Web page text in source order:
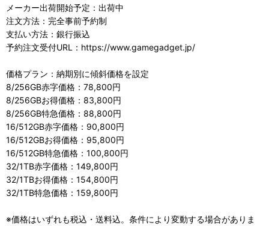
メーカー出荷開始予定：出荷中
注文方法：完全事前予約制
支払い方法：銀行振込
予約注文受付URL：https://www.gamegadget.jp/
価格プラン：納期別に傾斜価格を設定
8/256GB赤字価格：78,800円
8/256GBお得価格：83,800円
8/256GB特急価格：88,800円
16/512GB赤字価格：90,800円
16/512GBお得価格：95,800円
16/512GB特急価格：100,800円
32/1TB赤字価格：149,800円
32/1TBお得価格：154,800円
32/1TB特急価格：159,800円
※価格はいずれも税込・送料込。条件により変動する場合がありま